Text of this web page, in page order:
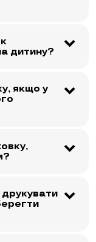
дитину?
якщо у
друкувати